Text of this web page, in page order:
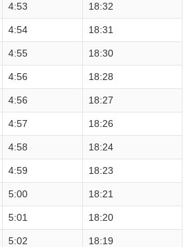
4:53 18:32
4:54 18:31
4:55 18:30
4:56 18:28
4:56 18:27
4:57 18:26
4:58 18:24
4:59 18:23
5:00 18:21
5:01 18:20
5:02 18:19